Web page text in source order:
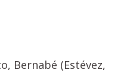
Bernabé (Estévez,